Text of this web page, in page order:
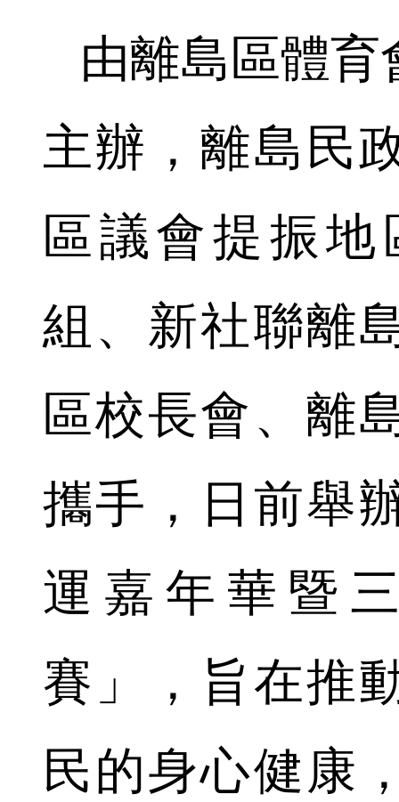
由離島區體育
主辦，離島民
區議會提振
組、新社聯離
區校長會、離
攜手，日前舉
運嘉年華暨
賽」，旨在推
民的身心健康